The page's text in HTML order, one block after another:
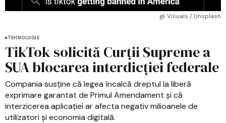
@ Visuals / Unsplash
TEHNOLOGIE
TikTok solicită Curții Supreme a
SUA blocarea interdicției federale
Compania susține că legea încalcă dreptul la liberă
exprimare garantat de Primul Amendament și că
interzicerea aplicației ar afecta negativ milioanele de
utilizatori și economia digitală.